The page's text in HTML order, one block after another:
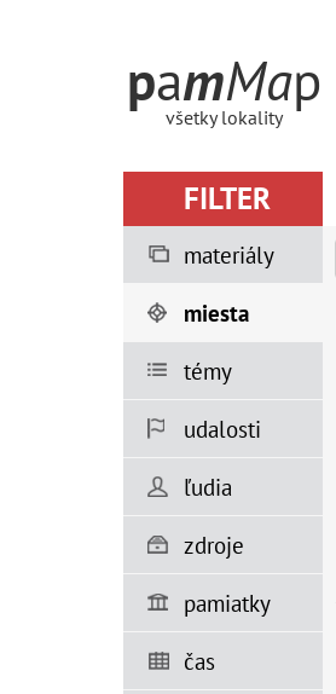
pamMap
všetky lokality
FILTER
materiály
miesta
témy
udalosti
ľudia
zdroje
pamiatky
čas